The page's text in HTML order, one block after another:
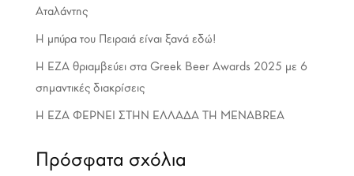
Αταλάντης
Η μπύρα του Πειραιά είναι ξανά εδώ!
Η ΕΖΑ θριαμβεύει στα Greek Beer Awards 2025 με 6
σημαντικές διακρίσεις
Η EZA ΦΕΡΝΕΙ ΣΤΗΝ ΕΛΛΑΔΑ ΤΗ MENABREA
Πρόσφατα σχόλια